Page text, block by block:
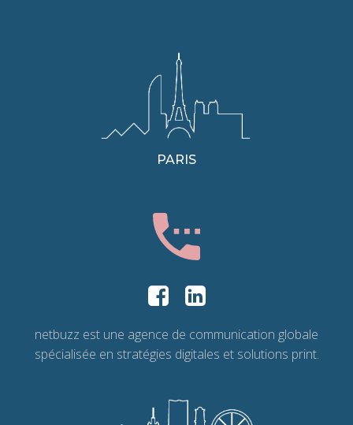
PARIS
netbuzz est une agence de communication globale
spécialisée en stratégies digitales et solutions print.